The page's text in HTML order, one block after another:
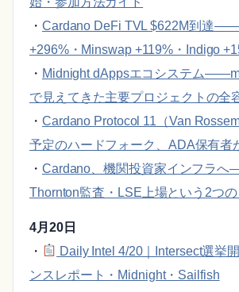
・ Cardano DeFi TVL $622M到達
+296%・Minswap +119%・Indigo
・ Midnight dAppsエコシステム
で見えてきた主要プロジェクトの全
・ Cardano Protocol 11（Van
予定のハードフォーク、ADA保有者
・ Cardano、機関投資家インフラ
Thornton監査・LSE上場という2つの
4月20日
・
Daily Intel 4/20｜Intersect選挙
ンスレポート・Midnight・Sailfish